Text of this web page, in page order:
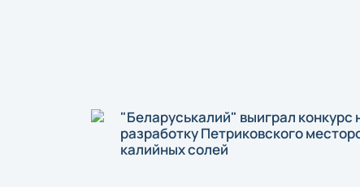
"Беларуськалий" выиграл конкурс
разработку Петриковского
калийных солей